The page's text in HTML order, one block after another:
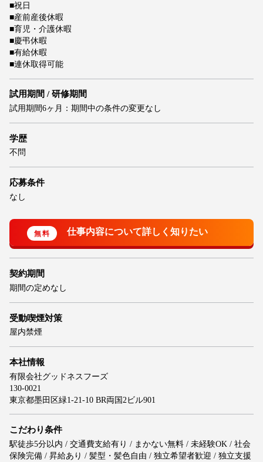
■祝日
■産前産後休暇
■育児・介護休暇
■慶弔休暇
■有給休暇
■連休取得可能
試用期間 / 研修期間
試用期間6ヶ月：期間中の条件の変更なし
学歴
不問
応募条件
なし
契約期間
期間の定めなし
受動喫煙対策
屋内禁煙
本社情報
有限会社グッドネスフーズ
130-0021
東京都墨田区緑1-21-10 BR両国2ビル901
こだわり条件
駅徒歩5分以内 / 交通費支給有り / まかない無料 / 未経験OK / 社会
保険完備 / 昇給あり / 髪型・髪色自由 / 独立希望者歓迎 / 独立支援